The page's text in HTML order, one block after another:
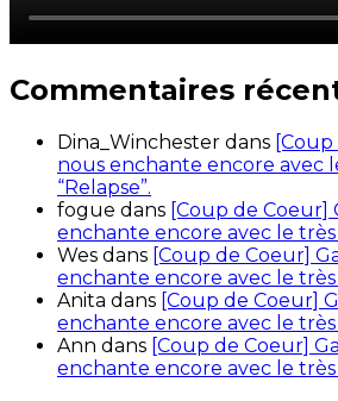
Commentaires
Dina_Winchester dans
nous enchante encore avec
“Relapse”.
fogue dans [Coup de Coeur]
enchante encore avec le très
Wes dans [Coup de Coeur]
enchante encore avec le très
Anita dans [Coup de Coeur]
enchante encore avec le très
Ann dans [Coup de Coeur]
enchante encore avec le très